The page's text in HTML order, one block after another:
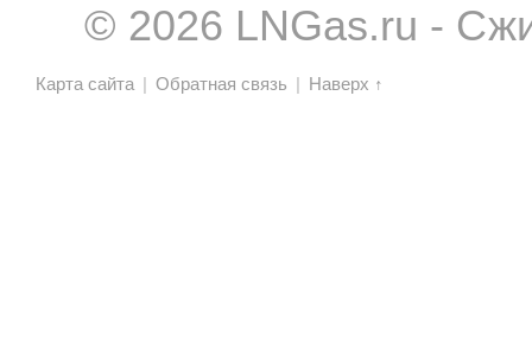
© 2026 LNGas.ru -
Карта сайта | Обратная связь | Наверх ↑